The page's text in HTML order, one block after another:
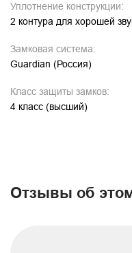
Уплотнение конструкции:
2 контура для хорошей
Замковая система:
Guardian (Россия)
Класс защиты замков:
4 класс (высший)
Отзывы об